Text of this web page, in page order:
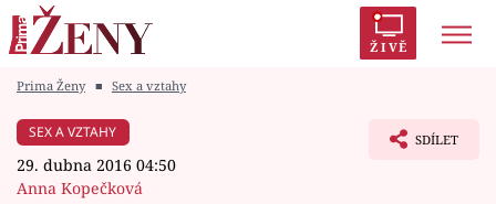
ŽIVĚ
Módní alarm
Prima Ženy ■ Sex a vztahy
SEX A VZTAHY
29. dubna 2016 04:50
Anna Kopečková
SDÍLET